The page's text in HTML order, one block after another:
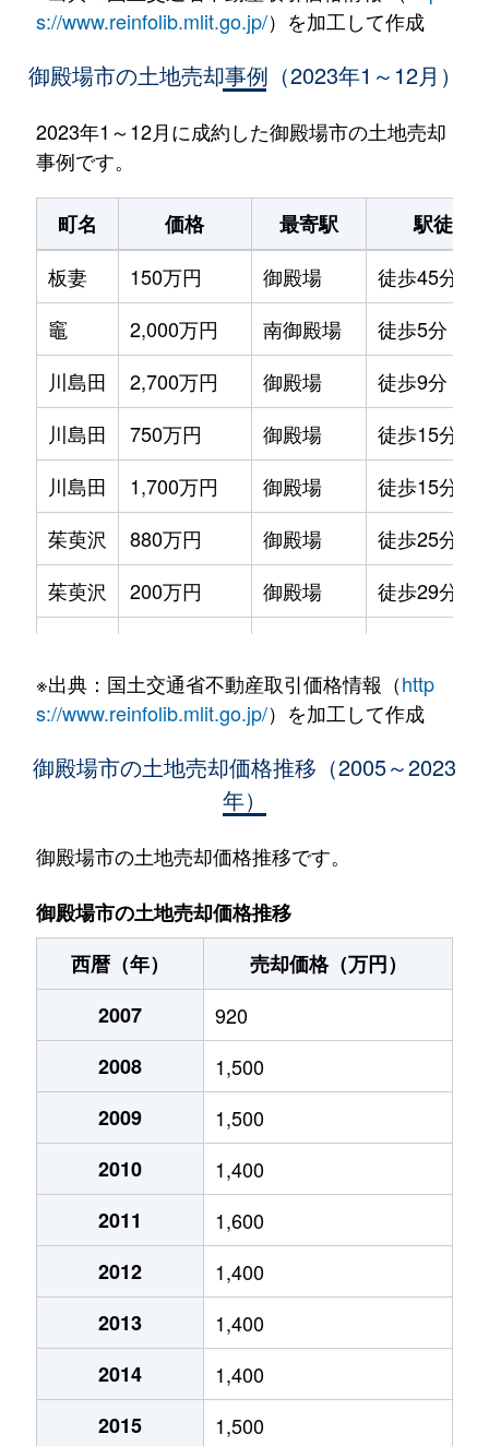
s://www.reinfolib.mlit.go.jp/）を加工して作成
御殿場市の土地売却事例（2023年1～12月）
2023年1～12月に成約した御殿場市の土地売却
事例です。
町名 価格 最寄駅
駅徒歩
板妻
150万円 御殿場
徒歩45分
竈
2,000万円 南御殿場
徒歩5分
川島田
2,700万円 御殿場
徒歩9分
川島田
750万円 御殿場
徒歩15分
川島田
1,700万円 御殿場
徒歩15分
茱萸沢
880万円 御殿場
徒歩25分
茱萸沢
200万円 御殿場
徒歩29分
神山
1,200万円 岩波
徒歩23分
御殿場
5,100万円 御殿場
御殿場
1,400万円 御殿場
御殿場
530万円 御殿場
徒歩45分
御殿場
920万円
350,000万円 富士岡
1,500万円 南御殿場
23,000万円 南御殿場
1,500万円 足柄(静岡)
1,100万円 御殿場
1,100万円 御殿場
1,200万円 御殿場
130万円 御殿場
※出典：国土交通省不動産取引価格情報（http
s://www.reinfolib.mlit.go.jp/）を加工して作成
御殿場市の土地売却価格推移（2005～2023
年）
御殿場市の土地売却価格推移です。
御殿場市の土地売却価格推移
西暦（年）
売却価格（万円）
2007
920
2008
1,500
2009
1,500
2010
1,400
2011
1,600
2012
1,400
2013
1,400
2014
1,400
2015
1,500